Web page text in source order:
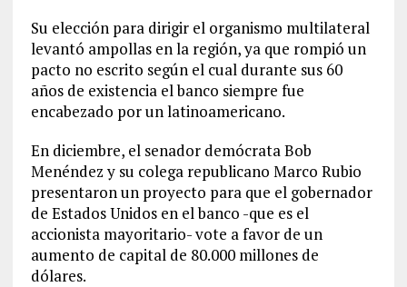
Su elección para dirigir el organismo multilateral
levantó ampollas en la región, ya que rompió un
pacto no escrito según el cual durante sus 60
años de existencia el banco siempre fue
encabezado por un latinoamericano.
En diciembre, el senador demócrata Bob
Menéndez y su colega republicano Marco Rubio
presentaron un proyecto para que el gobernador
de Estados Unidos en el banco -que es el
accionista mayoritario- vote a favor de un
aumento de capital de 80.000 millones de
dólares.